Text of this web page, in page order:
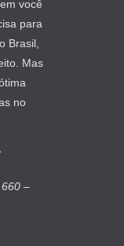
você
para
Brasil,
Mas
no
–